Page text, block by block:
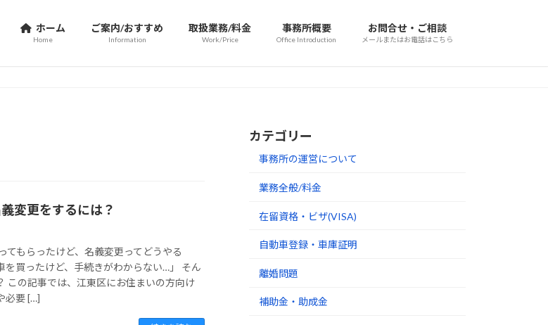
ホーム
Home
ご案内/おすすめ
Information
取扱業務/料金
Work/Price
事務所概要
Office Introduction
お問合せ・ご相談
メールまたはお電話はこちら
変更をするには？
てもらったけど、名義変更ってどうやる
を買ったけど、手続きがわからない…」 そん
この記事では、江東区にお住まいの方向け
必要 […]
カテゴリー
事務所の運営について
業務全般/料金
在留資格・ビザ(VISA)
自動車登録・車庫証明
離婚問題
補助金・助成金